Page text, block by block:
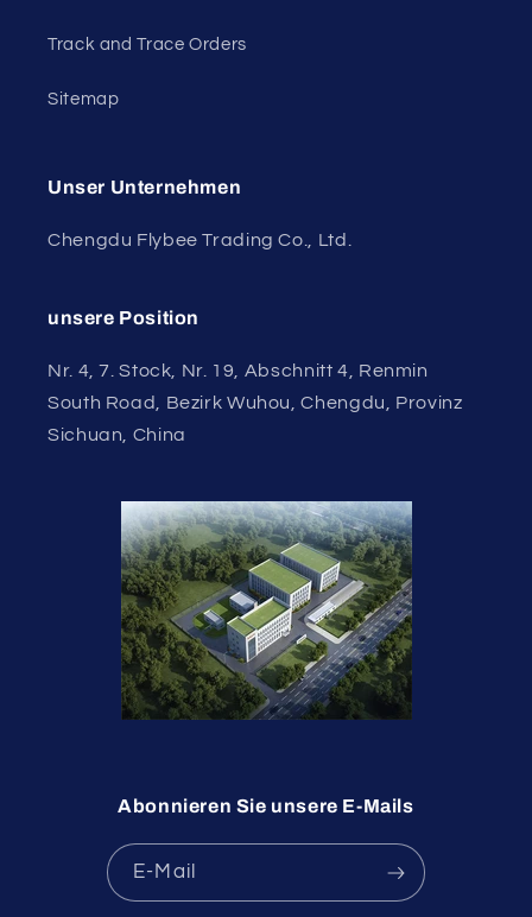
Track and Trace Orders
Sitemap
Unser Unternehmen
Chengdu Flybee Trading Co., Ltd.
unsere Position
Nr. 4, 7. Stock, Nr. 19, Abschnitt 4, Renmin
South Road, Bezirk Wuhou, Chengdu, Provinz
Sichuan, China
Abonnieren Sie unsere E-Mails
E-Mail